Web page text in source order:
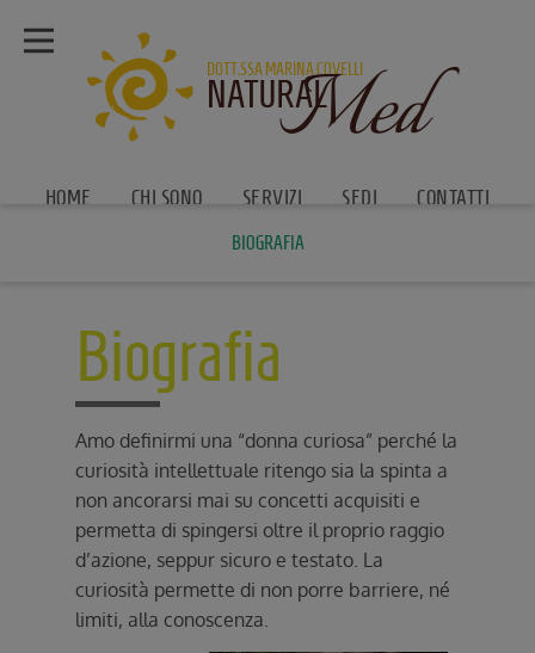
DOTT.SSA MARINA COVELLI
NATURALMed
HOME CHI SONO SERVIZI SEDI CONTATTI
BIOGRAFIA
Biografia
Amo definirmi una “donna curiosa” perché la
curiosità intellettuale ritengo sia la spinta a
non ancorarsi mai su concetti acquisiti e
permetta di spingersi oltre il proprio raggio
d’azione, seppur sicuro e testato. La
curiosità permette di non porre barriere, né
limiti, alla conoscenza.